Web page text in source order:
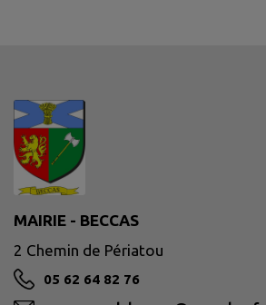
MAIRIE - BECCAS
2 Chemin de Périatou
05 62 64 82 76